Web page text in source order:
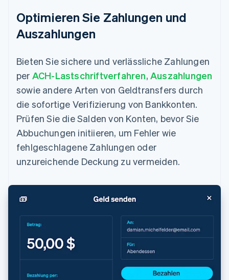
Optimieren Sie Zahlungen und
Auszahlungen
Bieten Sie sichere und verlässliche Zahlungen
per ACH-Lastschriftverfahren,Auszahlungen
sowie andere Arten von Geldtransfers durch
die sofortige Verifizierung von Bankkonten.
Prüfen Sie die Salden von Konten, bevor Sie
Abbuchungen initiieren, um Fehler wie
fehlgeschlagene Zahlungen oder
unzureichende Deckung zu vermeiden.